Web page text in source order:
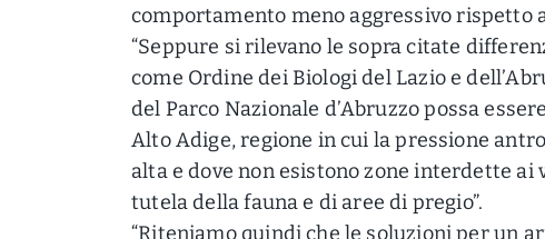
comportamento meno aggressivo rispetto
“Seppure si rilevano le sopra citate
come Ordine dei Biologi del Lazio e
del Parco Nazionale d’Abruzzo possa
Alto Adige, regione in cui la pressione
alta e dove non esistono zone interdette
tutela della fauna e di aree di pregio”.
“Riteniamo quindi che le soluzioni per un